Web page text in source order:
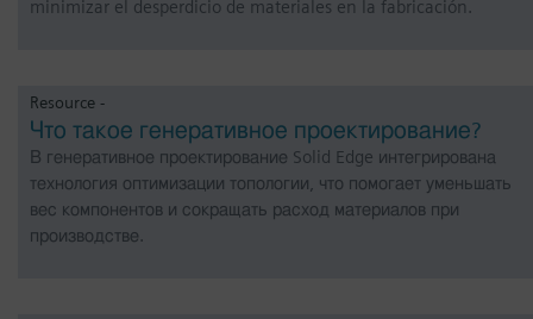
minimizar el desperdicio de materiales en la fabricación.
Resource -
Что такое генеративное проектирование?
В генеративное проектирование Solid Edge интегрирована
технология оптимизации топологии, что помогает уменьшать
вес компонентов и сокращать расход материалов при
производстве.